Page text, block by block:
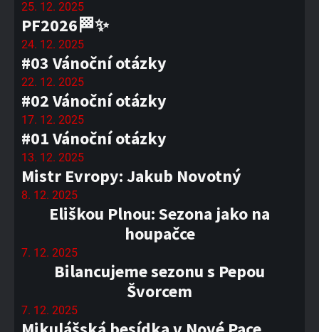
25. 12. 2025
PF2026🏁✨
24. 12. 2025
#03 Vánoční otázky
22. 12. 2025
#02 Vánoční otázky
17. 12. 2025
#01 Vánoční otázky
13. 12. 2025
Mistr Evropy: Jakub Novotný
8. 12. 2025
Eliškou Plnou: Sezona jako na
houpačce
7. 12. 2025
Bilancujeme sezonu s Pepou
Švorcem
7. 12. 2025